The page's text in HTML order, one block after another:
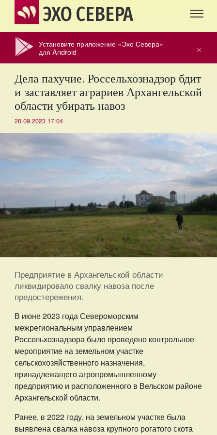
ЭХО СЕВЕРА
×
Установите приложение «Эхо Севера»
для Android
Дела пахучие. Россельхознадзор бдит
и заставляет аграриев Архангельской
области убирать навоз
20.09.2023 17:04
Предприятие в Архангельской области
ликвидировало свалку навоза после
предостережения.
В июне 2023 года Североморским
межрегиональным управлением
Россельхознадзора было проведено контрольное
мероприятие на земельном участке
сельскохозяйственного назначения,
принадлежащего агропромышленному
предприятию и расположенного в Вельском районе
Архангельской области.
Ранее, в 2022 году, на земельном участке была
выявлена свалка навоза крупного рогатого скота